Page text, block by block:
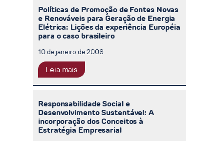
Políticas de Promoção de Fontes Novas
e Renováveis para Geração de Energia
Elétrica: Lições da experiência Européia
para o caso brasileiro
10 de janeiro de 2006
Leia mais
Responsabilidade Social e
Desenvolvimento Sustentável: A
incorporação dos Conceitos à
Estratégia Empresarial